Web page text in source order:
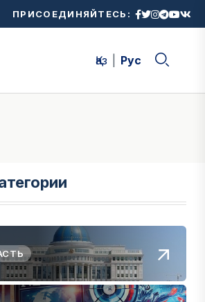
ПРИСОЕДИНЯЙТЕСЬ:
Қаз Рус